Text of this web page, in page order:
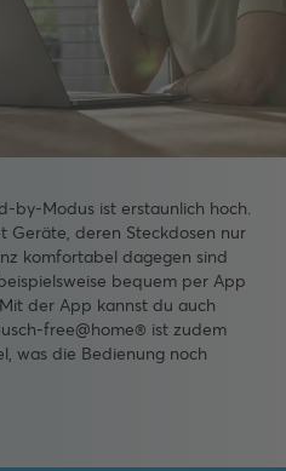
by-Modus ist erstaunlich hoch.
Geräte, deren Steckdosen nur
komfortabel dagegen sind
bequem per App
der App kannst du auch
free@home® ist zudem
was die Bedienung noch